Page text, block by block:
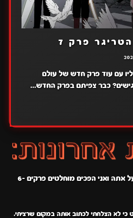
פרק 7
עם עוד פרק חדש של עולם
כבר צפיתם בפרק החדש...
אתה ואני הפכים מוחלטים פרקים 6-
כי לא הצלחתי לכתוב אותה במקום שרציתי.